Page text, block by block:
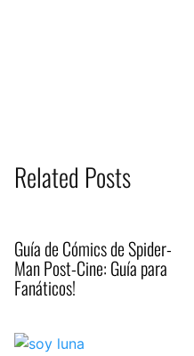
Related Posts
Guía de Cómics de Spider-
Man Post-Cine: Guía para
Fanáticos!